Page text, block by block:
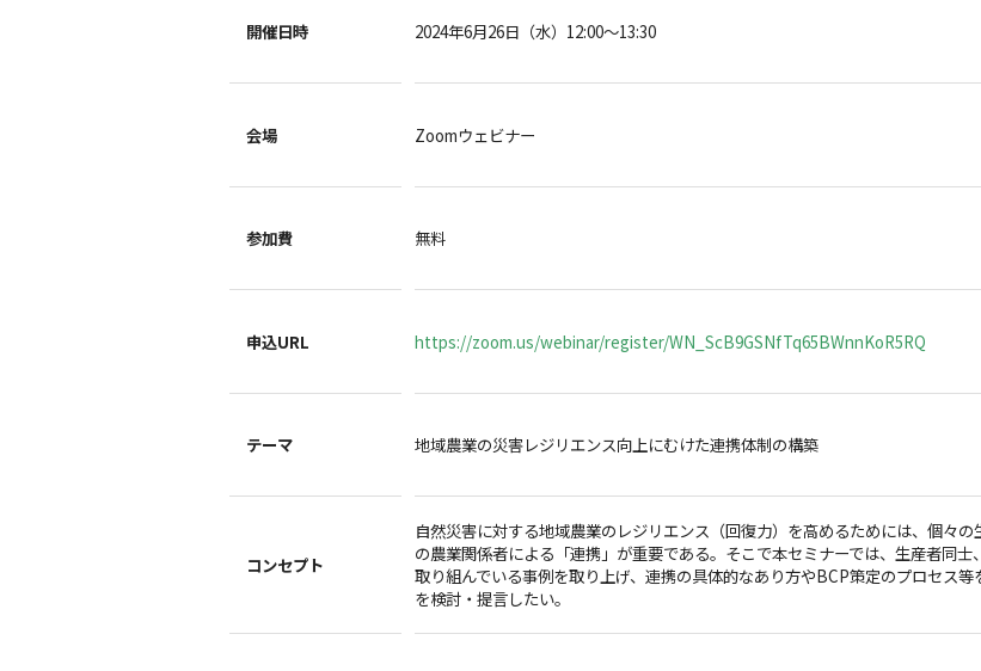
開催日時 2024年6月26日（水）12:00～13:30
会場 Zoomウェビナー
参加費 無料
申込URL https://zoom.us/webinar/register/WN_ScB9GSNfTq65BWnnKoR5RQ
テーマ 地域農業の災害レジリエンス向上にむけた連携体制の構築
コンセプト
自然災害に対する地域農業のレジリエンス（回復力）を高めるためには、個々
の農業関係者による「連携」が重要である。そこで本セミナーでは、生産者同
取り組んでいる事例を取り上げ、連携の具体的なあり方やBCP策定のプロセス
を検討・提言したい。